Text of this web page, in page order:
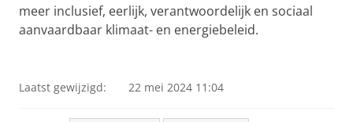
meer inclusief, eerlijk, verantwoordelijk en sociaal
aanvaardbaar klimaat- en energiebeleid.
Goda Perlaviciute vertelt meer over haar
Laatst gewijzigd: 22 mei 2024 11:04